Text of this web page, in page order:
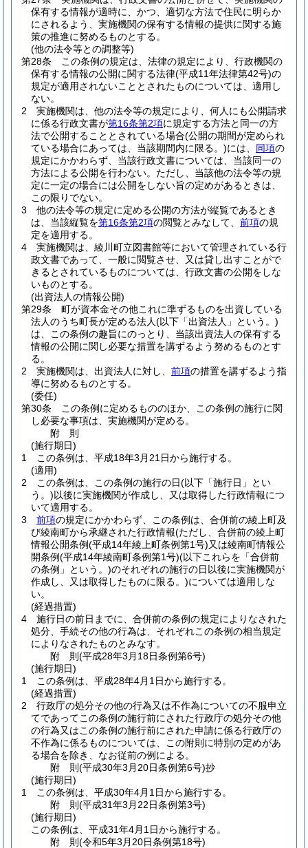
保有する情報が適時に、かつ、適切な方法で住民に明らか
にされるよう、実施機関の保有する情報の提供に関する施
策の推進に努めるものとする。
(他の法令等との調整等)
第28条
この条例の規定は、法律の規定により、行政機関の
保有する情報の公開に関する法律(平成11年法律第42号)の
規定が適用されないこととされたものについては、適用し
ない。
2
実施機関は、他の法令等の規定により、何人にも公開請求
に係る行政文書が第16条第2項に規定する方法と同一の方
法で公開することとされている場合(公開の期間が定められ
ている場合にあっては、当該期間内に限る。)には、 同項の
規定にかかわらず、当該行政文書については、当該同一の
方法による公開を行わない。 ただし、当該他の法令等の規
定に一定の場合には公開をしない旨の定めがあるときは、
この限りでない。
3
他の法令等の規定に定める公開の方法が縦覧であるとき
は、当該縦覧を第16条第2項の閲覧とみなして、 前項の規
定を適用する。
4
実施機関は、綾川町立図書館等において管理されている行
政文書であって、一般に閲覧させ、又は貸し出すことがで
きるとされているものについては、行政文書の公開をしな
いものとする。
(出資法人の情報公開)
第29条
町が資本金その他これに準ずるものを出資している
法人のうち町長が定める法人(以下「出資法人」という。)
は、この条例の趣旨にのっとり、当該出資法人の保有する
情報の公開に関し必要な措置を講ずるよう努めるものとす
る。
2
実施機関は、出資法人に対し、 前項の措置を講ずるよう指
導に努めるものとする。
(委任)
第30条
この条例に定めるもののほか、この条例の施行に関
し必要な事項は、実施機関が定める。
附 則
(施行期日)
1
この条例は、平成18年3月21日から施行する。
(適用)
2
この条例は、この条例の施行の日(以下「施行日」とい
う。)以後に実施機関が作成し、又は取得した行政情報につ
いて適用する。
3
前項の規定にかかわらず、この条例は、合併前の綾上町及
び綾南町から承継された行政情報(ただし、合併前の綾上町
情報公開条例(平成14年綾上町条例第1号)又は綾南町情報公
開条例(平成14年綾南町条例第1号)(以下これらを「合併前
の条例」という。)のそれぞれの施行の日以後に実施機関が
作成し、又は取得したものに限る。)については適用しな
い。
(経過措置)
4
施行日の前日までに、合併前の条例の規定によりなされた
処分、手続その他の行為は、それぞれこの条例の相当規定
によりなされたものとみなす。
附 則(平成28年3月18日条例第6号)
(施行期日)
1
この条例は、平成28年4月1日から施行する。
(経過措置)
2
行政庁の処分その他の行為又は不作為についての不服申立
てであってこの条例の施行前にされた行政庁の処分その他
の行為又はこの条例の施行前にされた申請に係る行政庁の
不作為に係るものについては、この附則に特別の定めがあ
る場合を除き、なお従前の例による。
附 則(平成30年3月20日条例第6号)抄
(施行期日)
1
この条例は、平成30年4月1日から施行する。
附 則(平成31年3月22日条例第3号)
(施行期日)
この条例は、平成31年4月1日から施行する。
附 則(令和5年3月20日条例第18号)